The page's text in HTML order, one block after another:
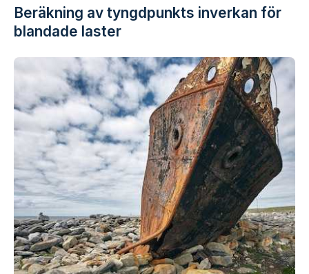
Beräkning av tyngdpunkts inverkan för
blandade laster